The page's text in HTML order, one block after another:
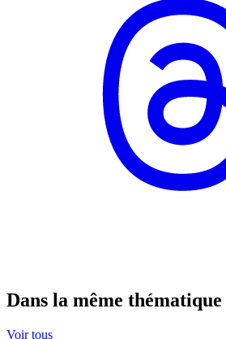
Dans la même thématique
Voir tous